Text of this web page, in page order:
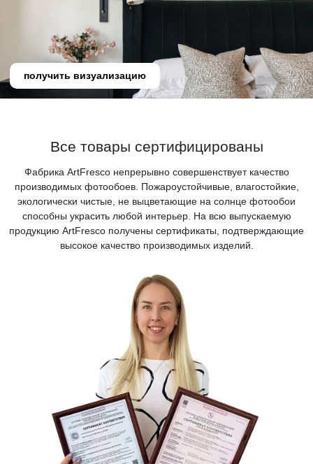
получить визуализацию
Все товары сертифицированы
Фабрика ArtFresco непрерывно совершенствует качество
производимых фотообоев. Пожароустойчивые, влагостойкие,
экологически чистые, не выцветающие на солнце фотообои
способны украсить любой интерьер. На всю выпускаемую
продукцию ArtFresco получены сертификаты, подтверждающие
высокое качество производимых изделий.